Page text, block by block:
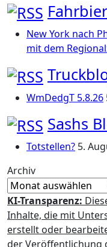
Fahrbier
New York nach
mit dem
WmDedgT 5.8.26
Sashs
Totstellen? 5.
Archiv
KI-Transparenz:
Inhalte, die mit
erstellt oder
der Veröffentlichung